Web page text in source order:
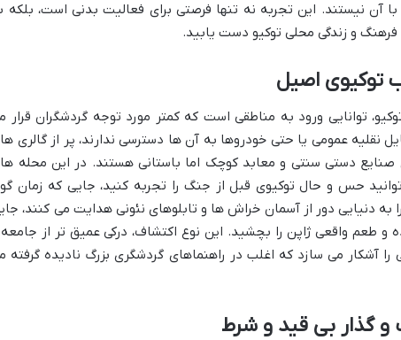
آن نیستند. این تجربه نه تنها فرصتی برای فعالیت بدنی است، بلکه
و زندگی محلی توکیو دست یابید.
توکیوی اصیل
توانایی ورود به مناطقی است که کمتر مورد توجه گردشگران قرار
عمومی یا حتی خودروها به آن ها دسترسی ندارند، پر از گالری
دستی سنتی و معابد کوچک اما باستانی هستند. در این محله
توانید حس و حال توکیوی قبل از جنگ را تجربه کنید، جایی که زمان
دنیایی دور از آسمان خراش ها و تابلوهای نئونی هدایت می کنند،
و طعم واقعی ژاپن را بچشید. این نوع اکتشاف، درکی عمیق تر از
را آشکار می سازد که اغلب در راهنماهای گردشگری بزرگ نادیده گرفته
گذار بی قید و شرط